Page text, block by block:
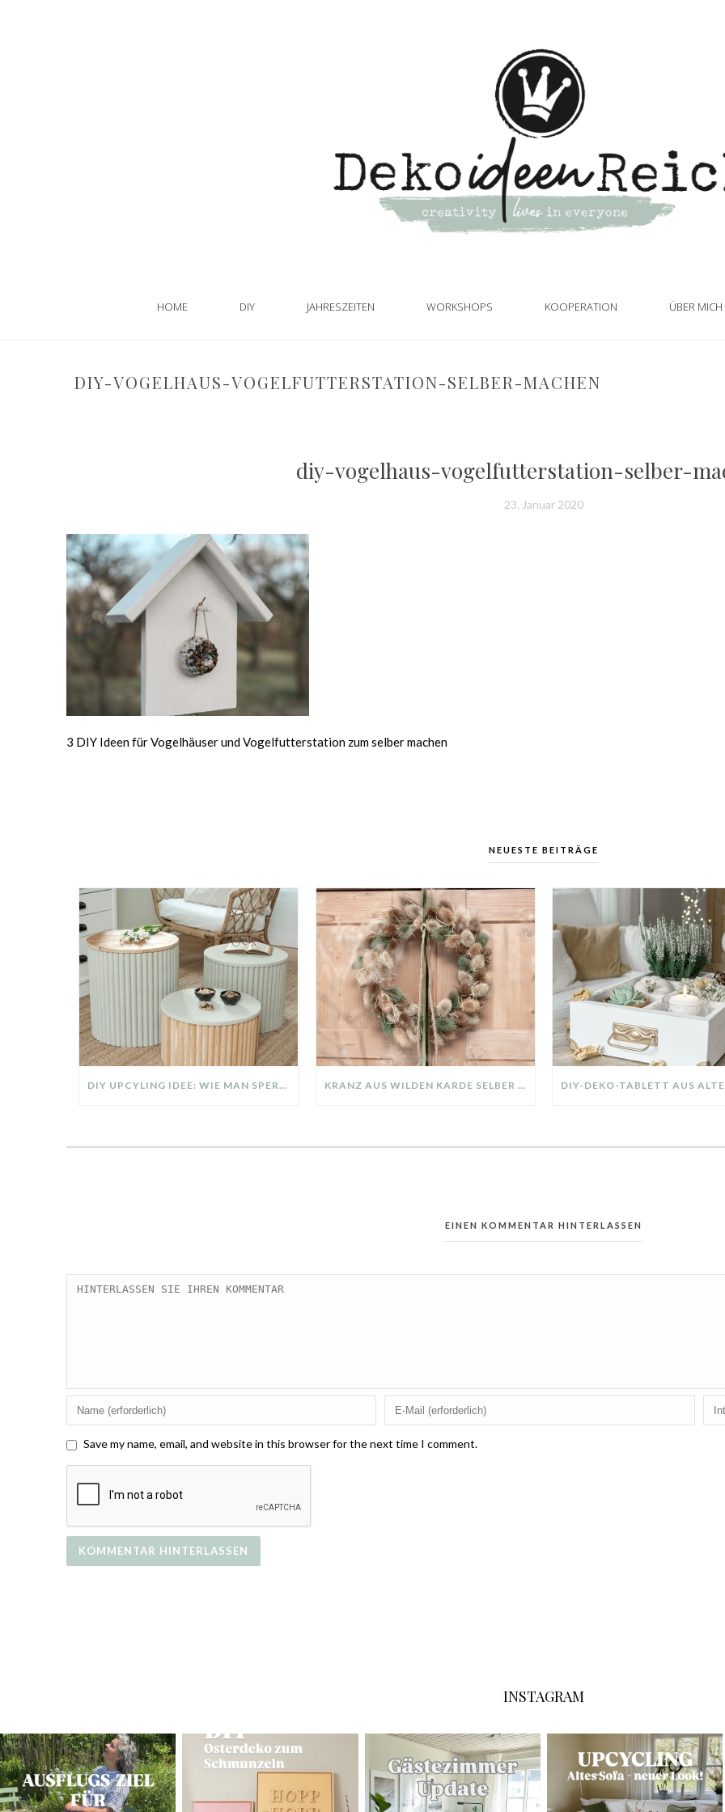
HOME DIY JAHRESZEITEN WORKSHOPS KOOPERATION ÜBER
DIY-VOGELHAUS-VOGELFUTTERSTATION-SELBER-MACHEN
diy-vogelhaus-vogelfutterstation-selber-
23. Januar 2020
3 DIY Ideen für Vogelhäuser und Vogelfutterstation zum selber machen
NEUESTE BEITRÄGE
DIY UPCYLING IDEE: WIE MAN SPERRMÜLL IN EIN DESIGNER TEIL VERWANDELT KRANZ AUS WILDEN KARDE SELBER MACHEN: HERBSTDEKO GANZ EINFACH
EINEN KOMMENTAR HINTERLASSEN
Save my name, email, and website in this browser for the next time I comment.
INSTAGRAM